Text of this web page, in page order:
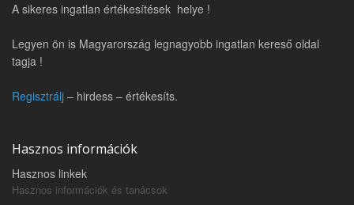
A sikeres ingatlan értékesítések helye !
Legyen ön is Magyarország legnagyobb ingatlan kereső oldal
tagja !
Regisztrálj – hirdess – értékesíts.
Hasznos információk
Hasznos linkek
Hasznos információk és tanácsok